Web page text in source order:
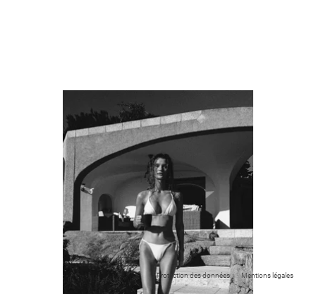
Protection des données Mentions légales